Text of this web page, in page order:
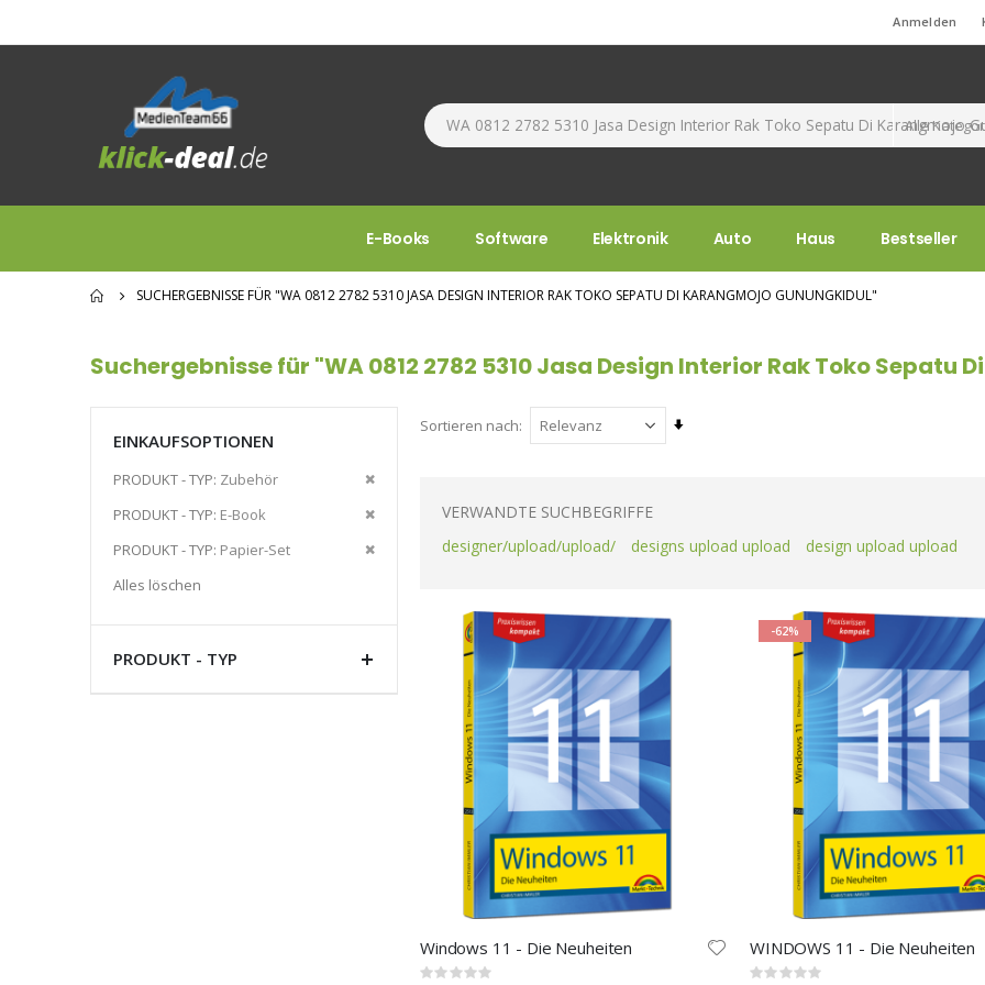
Anmelden
E-Books Software Elektronik Auto Haus Bestseller
SUCHERGEBNISSE FÜR "WA 0812 2782 5310 JASA DESIGN INTERIOR RAK TOKO SEPATU DI KARANGMOJO GUNUNGKIDUL"
Suchergebnisse für "WA 0812 2782 5310 Jasa Design Interior Rak Toko Sepatu
Sortieren nach
Aufsteigend
VERWANDTE SUCHBEGRIFFE
designer/upload/upload/
designs upload upload design upload upload
Windows 11 - Die Neuheiten
Rating:
-62%
WINDOWS 11 - Die Neuheiten
Rating:
EINKAUFSOPTIONEN
PRODUKT - TYP Zubehör
Diesen
PRODUKT - TYP E-Book
Diesen
PRODUKT - TYP Papier-Set
Diesen
Alles löschen
PRODUKT - TYP